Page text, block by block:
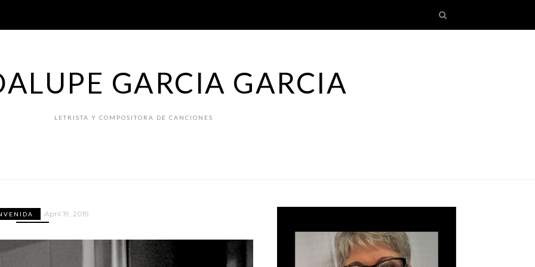
GARCIA GARCIA
LETRISTA Y COMPOSITORA DE CANCIONES
April 19, 2019